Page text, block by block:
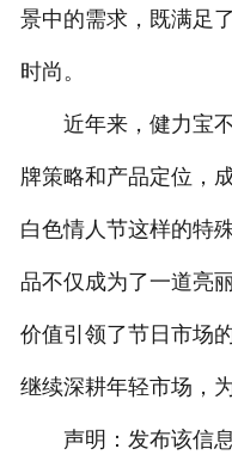
景中的需求，既满足
时尚。
近年来，健力宝不
牌策略和产品定位，
白色情人节这样的特
品不仅成为了一道亮
价值引领了节日市场
继续深耕年轻市场，
声明：发布该信息